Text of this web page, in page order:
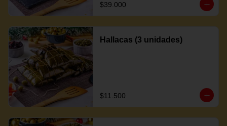
$39.000
Hallacas (3 unidades)
$11.500